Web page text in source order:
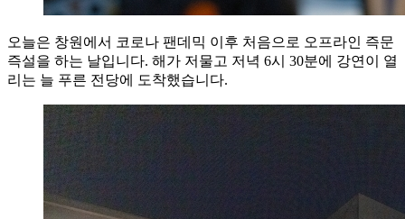
오늘은 창원에서 코로나 팬데믹 이후 처음으로 오프라인 즉문
즉설을 하는 날입니다. 해가 저물고 저녁 6시 30분에 강연이 열
리는 늘 푸른 전당에 도착했습니다.